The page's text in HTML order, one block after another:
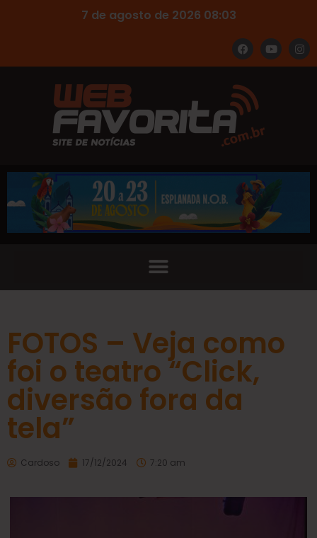
7 de agosto de 2026 08:03
FOTOS – Veja como
foi o teatro “Click,
diversão fora da
tela”
Cardoso 17/12/2024 7:20 am